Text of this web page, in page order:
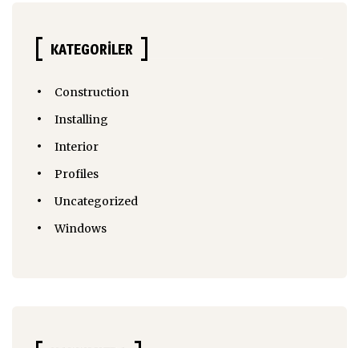
KATEGORILER
Construction
Installing
Interior
Profiles
Uncategorized
Windows